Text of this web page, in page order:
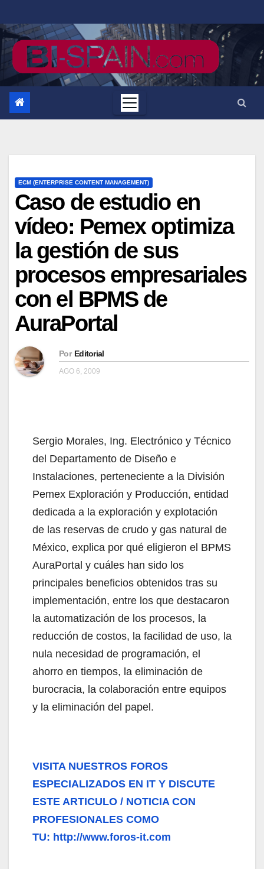
al
contenido
ECM (ENTERPRISE CONTENT MANAGEMENT)
Caso de estudio en
vídeo: Pemex optimiza
la gestión de sus
procesos empresariales
con el BPMS de
AuraPortal
Por Editorial
AGO 6, 2009
Sergio Morales, Ing. Electrónico y Técnico
del Departamento de Diseño e
Instalaciones, perteneciente a la División
Pemex Exploración y Producción, entidad
dedicada a la exploración y explotación
de las reservas de crudo y gas natural de
México, explica por qué eligieron el BPMS
AuraPortal y cuáles han sido los
principales beneficios obtenidos tras su
implementación, entre los que destacaron
la automatización de los procesos, la
reducción de costos, la facilidad de uso, la
nula necesidad de programación, el
ahorro en tiempos, la eliminación de
burocracia, la colaboración entre equipos
y la eliminación del papel.
VISITA NUESTROS FOROS
ESPECIALIZADOS EN IT Y DISCUTE
ESTE ARTICULO / NOTICIA CON
PROFESIONALES COMO
TU: http://www.foros-it.com